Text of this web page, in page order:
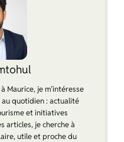
Maurice, je m’intéresse
quotidien : actualité
et initiatives
articles, je cherche à
utile et proche du